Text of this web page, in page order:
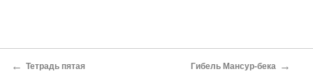
← Тетрадь пятая Гибель Мансур-бека →